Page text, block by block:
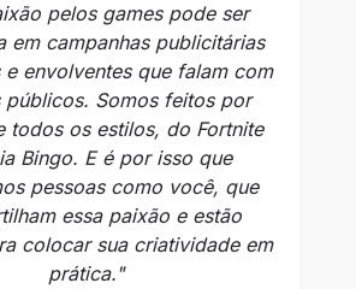
pelos games pode ser
em campanhas publicitárias
e envolventes que falam com
públicos. Somos feitos por
todos os estilos, do Fortnite
Bingo. E é por isso que
pessoas como você, que
essa paixão e estão
colocar sua criatividade em
prática."